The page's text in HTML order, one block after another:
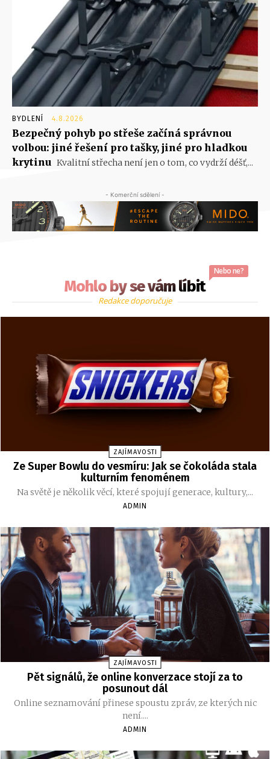
BYDLENÍ 4.8.2026
Bezpečný pohyb po střeše začíná správnou
volbou: jiné řešení pro tašky, jiné pro hladkou
krytinu Kvalitní střecha není jen o tom, co vydrží déšť,...
- Komerční sdělení -
Mohlo by se vám líbit
Nebo ne?
Redakce doporučuje
ZAJÍMAVOSTI
Ze Super Bowlu do vesmíru: Jak se čokoláda stala
kulturním fenoménem
Na světě je několik věcí, které spojují generace, kultury,...
ADMIN
ZAJÍMAVOSTI
Pět signálů, že online konverzace stojí za to
posunout dál
Online seznamování přinese spoustu zpráv, ze kterých nic
není....
ADMIN